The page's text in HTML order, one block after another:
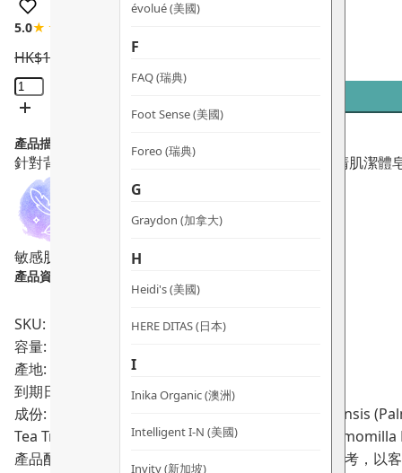
évolué (美國)
F
FAQ (瑞典)
Foot Sense (美國)
Foreo (瑞典)
G
Graydon (加拿大)
H
Heidi's (美國)
HERE DITAS (日本)
I
Inika Organic (澳洲)
Intelligent I-N (美國)
Invity (新加坡)
5.0★★★★★
HK$120.0
102.0
Eco-
Clear
Bar
清
肌
潔
體
皂
數
產品描述：
針對背部暗瘡及體味問題的天然解決方案。Botani 清肌潔
敏感肌適用
產品資料：
SKU: PRO00688
容量: 125g
產地: 澳洲
到期日:
成份: Cocus Nucifera (Coconut) Oil, Elaeis Guineensis
Tea Tree) Oil, Tocopherol (Natural Vitamin E,
產品配方會不時作出更改，所有產品主要成分謹供參考，以